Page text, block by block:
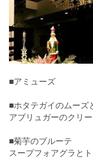
■アミューズ
■ホタテガイのムーズ
アブリュガーのクリ
■菊芋のブルーテ
スープフォアグラと